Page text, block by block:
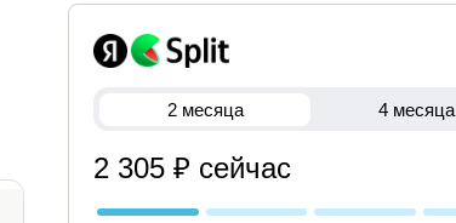
2 месяца 4 месяца
2 305 ₽ сейчас